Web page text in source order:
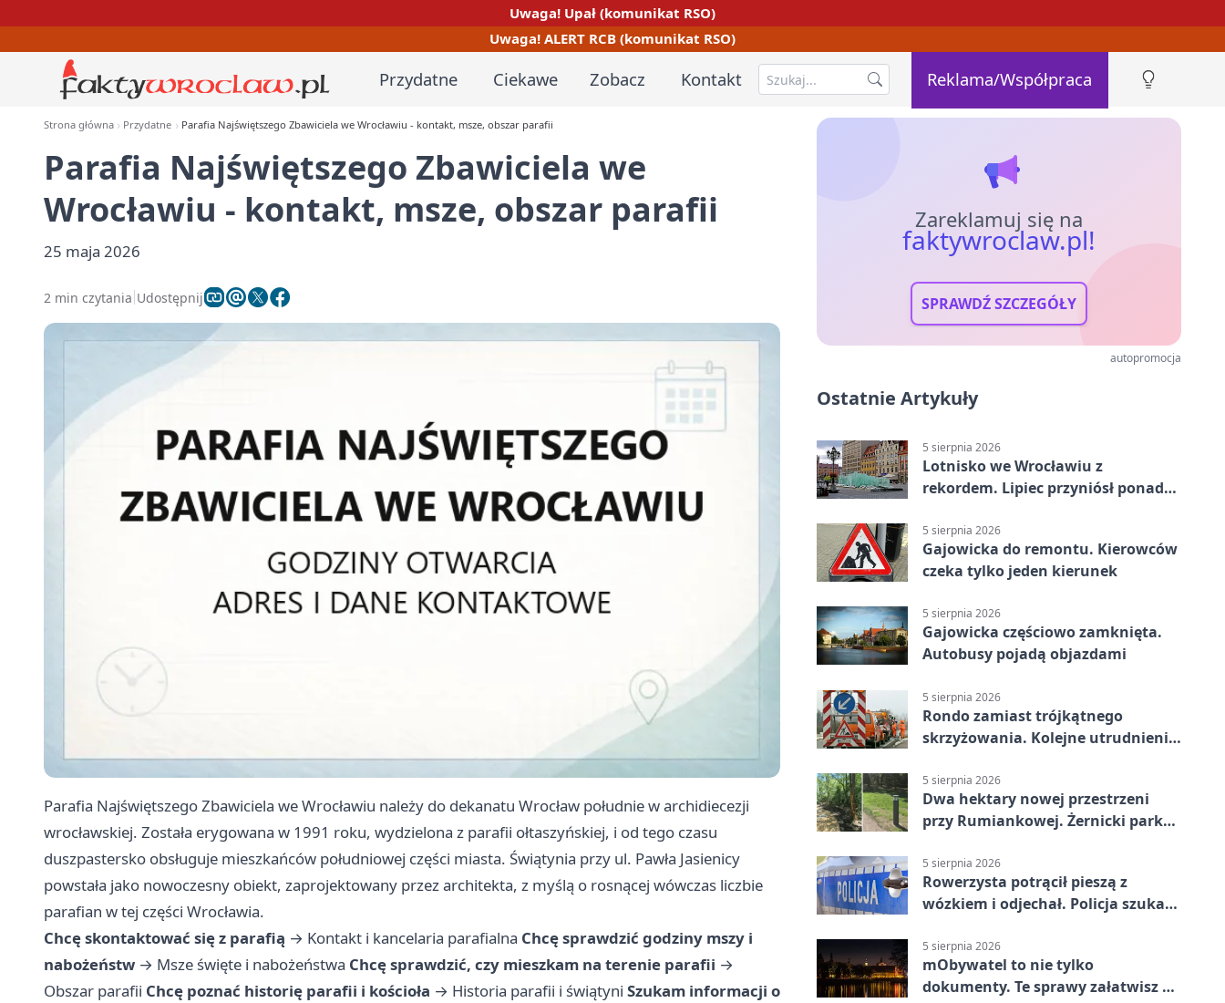
Uwaga! Upał (komunikat RSO)
Uwaga! ALERT RCB (komunikat RSO)
Przydatne Ciekawe Zobacz Kontakt Reklama/Współpraca
Strona główna Przydatne Parafia Najświętszego Zbawiciela we Wrocławiu - kontakt, msze, obszar parafii
Parafia Najświętszego Zbawiciela we
Wrocławiu - kontakt, msze, obszar parafii
25 maja 2026
2 min czytania Udostępnij
Parafia Najświętszego Zbawiciela we Wrocławiu należy do dekanatu Wrocław południe w archidiecezji
wrocławskiej. Została erygowana w 1991 roku, wydzielona z parafii ołtaszyńskiej, i od tego czasu
duszpastersko obsługuje mieszkańców południowej części miasta. Świątynia przy ul. Pawła Jasienicy
powstała jako nowoczesny obiekt, zaprojektowany przez architekta, z myślą o rosnącej wówczas liczbie
parafian w tej części Wrocławia.
Chcę skontaktować się z parafią → Kontakt i kancelaria parafialna Chcę sprawdzić godziny mszy i
nabożeństw → Msze święte i nabożeństwa Chcę sprawdzić, czy mieszkam na terenie parafii →
Obszar parafii Chcę poznać historię parafii i kościoła → Historia parafii i świątyni Szukam informacji o
Zareklamuj się na
faktywroclaw.pl!
SPRAWDŹ SZCZEGÓŁY
autopromocja
Ostatnie Artykuły
5 sierpnia 2026
Lotnisko we Wrocławiu z
rekordem. Lipiec przyniósł ponad
5 sierpnia 2026
Gajowicka do remontu. Kierowców
czeka tylko jeden kierunek
5 sierpnia 2026
Gajowicka częściowo zamknięta.
Autobusy pojadą objazdami
5 sierpnia 2026
Rondo zamiast trójkątnego
skrzyżowania. Kolejne utrudnienia
5 sierpnia 2026
Dwa hektary nowej przestrzeni
przy Rumiankowej. Żernicki park
5 sierpnia 2026
Rowerzysta potrącił pieszą z
wózkiem i odjechał. Policja szuka
5 sierpnia 2026
mObywatel to nie tylko
dokumenty. Te sprawy załatwisz w